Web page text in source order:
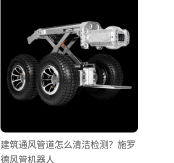
建筑通风管道怎么清洁检测？施罗
德风管机器人